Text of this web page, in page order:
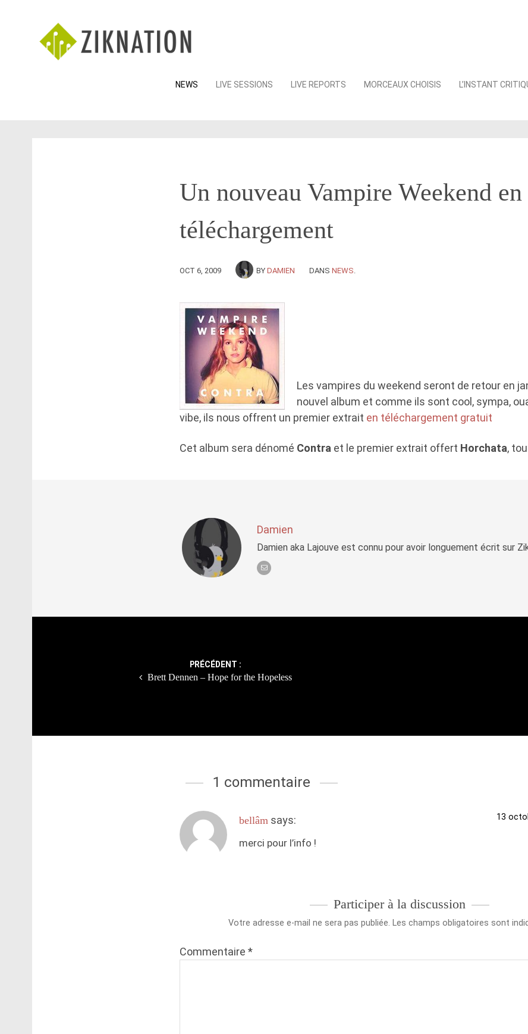
Skip
NEWS LIVE SESSIONS LIVE REPORTS MORCEAUX CHOISIS L’INSTANT
Un nouveau Vampire Weekend en
téléchargement
OCT 6, 2009 BY DAMIEN DANS NEWS
Les vampires du weekend seront de retour en
nouvel album et comme ils sont cool, sympa,
vibe, ils nous offrent un premier extrait en téléchargement gratuit
Cet album sera dénomé Contra et le premier extrait offert Horchata,
Damien
Damien aka Lajouve est connu pour avoir longuement écrit sur
PRÉCÉDENT :
Brett Dennen – Hope for the Hopeless
1 commentaire
bellâm says: 13
merci pour l’info !
Participer à la discussion
Votre adresse e-mail ne sera pas publiée. Les champs obligatoires sont
Commentaire *